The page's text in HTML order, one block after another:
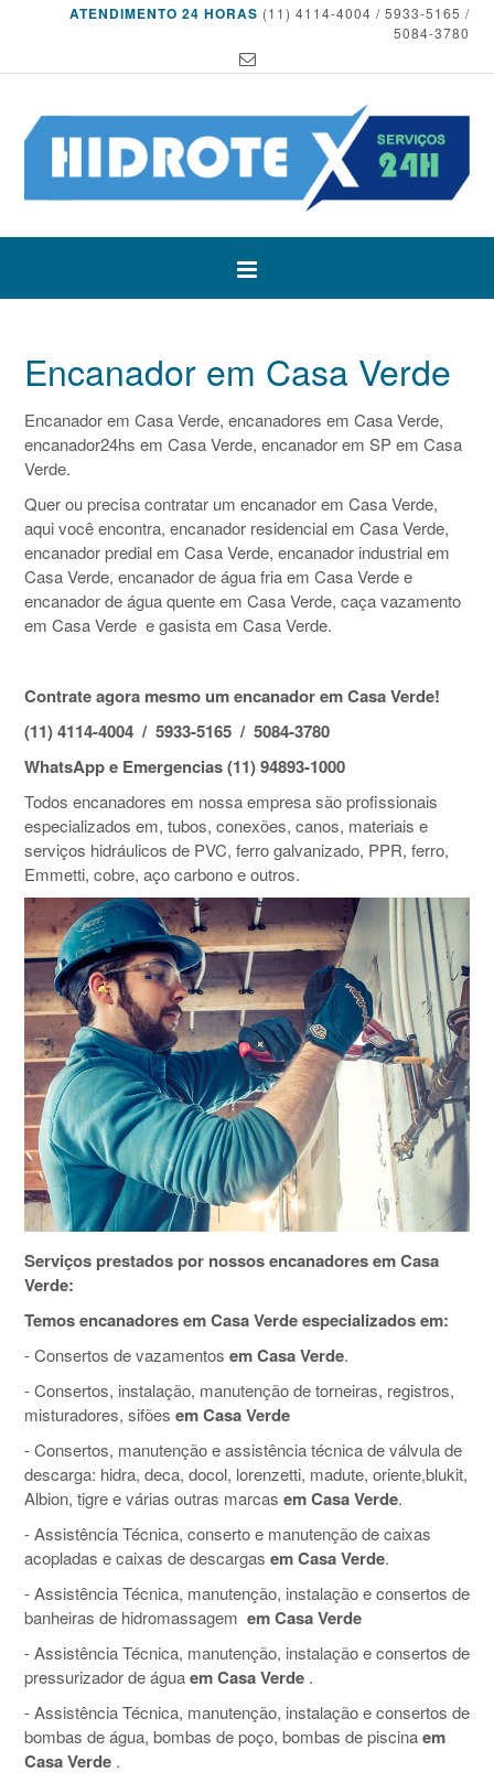
ATENDIMENTO 24 HORAS (11) 4114-4004 / 5933-5165 /
5084-3780
Encanador em Casa Verde
Encanador em Casa Verde, encanadores em Casa Verde,
encanador24hs em Casa Verde, encanador em SP em Casa
Verde.
Quer ou precisa contratar um encanador em Casa Verde,
aqui você encontra, encanador residencial em Casa Verde,
encanador predial em Casa Verde, encanador industrial em
Casa Verde, encanador de água fria em Casa Verde e
encanador de água quente em Casa Verde, caça vazamento
em Casa Verde e gasista em Casa Verde.
Contrate agora mesmo um encanador em Casa Verde!
(11) 4114-4004 / 5933-5165 / 5084-3780
WhatsApp e Emergencias (11) 94893-1000
Todos encanadores em nossa empresa são profissionais
especializados em, tubos, conexões, canos, materiais e
serviços hidráulicos de PVC, ferro galvanizado, PPR, ferro,
Emmetti, cobre, aço carbono e outros.
Serviços prestados por nossos encanadores em Casa
Verde:
Temos encanadores em Casa Verde especializados em:
- Consertos de vazamentos em Casa Verde.
- Consertos, instalação, manutenção de torneiras, registros,
misturadores, sifões em Casa Verde
- Consertos, manutenção e assistência técnica de válvula de
descarga: hidra, deca, docol, lorenzetti, madute, oriente,blukit,
Albion, tigre e várias outras marcas em Casa Verde.
- Assistência Técnica, conserto e manutenção de caixas
acopladas e caixas de descargas em Casa Verde.
- Assistência Técnica, manutenção, instalação e consertos de
banheiras de hidromassagem em Casa Verde
- Assistência Técnica, manutenção, instalação e consertos de
pressurizador de águaem Casa Verde .
- Assistência Técnica, manutenção, instalação e consertos de
bombas de água, bombas de poço, bombas de piscinaem
Casa Verde .